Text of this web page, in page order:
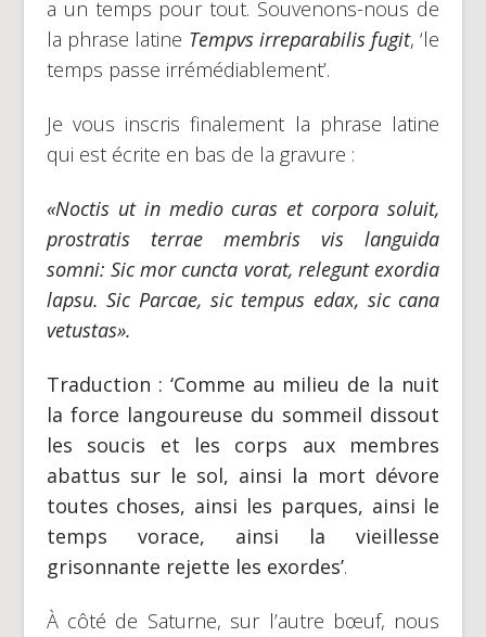
a un temps pour tout. Souvenons-nous de
la phrase latine Tempvs irreparabilis fugit, ‘le
temps passe irrémédiablement’.
Je vous inscris finalement la phrase latine
qui est écrite en bas de la gravure :
«Noctis ut in medio curas et corpora soluit,
prostratis terrae membris vis languida
somni: Sic mor cuncta vorat, relegunt exordia
lapsu. Sic Parcae, sic tempus edax, sic cana
vetustas».
Traduction : ‘Comme au milieu de la nuit
la force langoureuse du sommeil dissout
les soucis et les corps aux membres
abattus sur le sol, ainsi la mort dévore
toutes choses, ainsi les parques, ainsi le
temps vorace, ainsi la vieillesse
grisonnante rejette les exordes’.
À côté de Saturne, sur l’autre bœuf, nous